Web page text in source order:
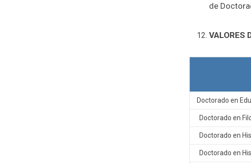
de
VALORES
Doctorado en
Doctorado en
Doctorado en
Doctorado en